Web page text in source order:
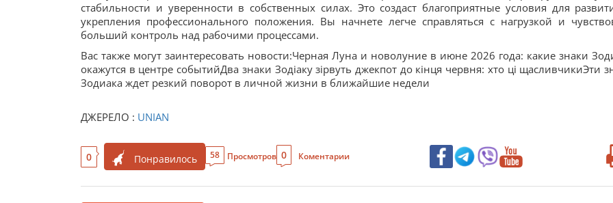
стабильности и уверенности в собственных силах. Это создаст благоприятные условия для
укрепления профессионального положения. Вы начнете легче справляться с нагрузкой и
больший контроль над рабочими процессами.
Вас также могут заинтересовать новости:Черная Луна и новолуние в июне 2026 года: какие знаки
окажутся в центре событийДва знаки Зодіаку зірвуть джекпот до кінця червня: хто ці щасливчикиЭти
Зодиака ждет резкий поворот в личной жизни в ближайшие недели
ДЖЕРЕЛО : UNIAN
0 Понравилось 58 Просмотров 0 Коментарии